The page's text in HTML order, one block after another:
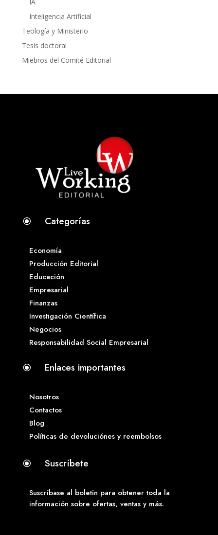
Inteligencia Artificial
Teología y Ministerio
Tesis doctoral
Miebros del Comité Editorial
\ Categorías
Economía
Producción Editorial
Educación
Empresarial
Finanzas
Investigación Científica
Negocios
Responsabilidad Social Empresarial
\ Enlaces importantes
Nosotros
Contactos
Blog
Políticas de devoluciónes y reembolsos
\ Suscríbete
Suscríbase al boletín para obtener toda la
información sobre ofertas, ventas y más.